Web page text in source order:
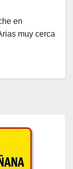
en
muy cerca